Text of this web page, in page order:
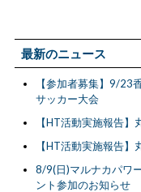
最新のニュース
【参加者募集】9/23
サッカー大会
【HT活動実施報告
【HT活動実施報告
8/9(日)マルナカパワ
ント参加のお知らせ